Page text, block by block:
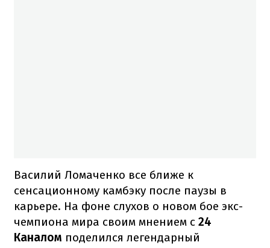
Василий Ломаченко все ближе к
сенсационному камбэку после паузы в
карьере. На фоне слухов о новом бое экс-
чемпиона мира своим мнением с 24
Каналом поделился легендарный